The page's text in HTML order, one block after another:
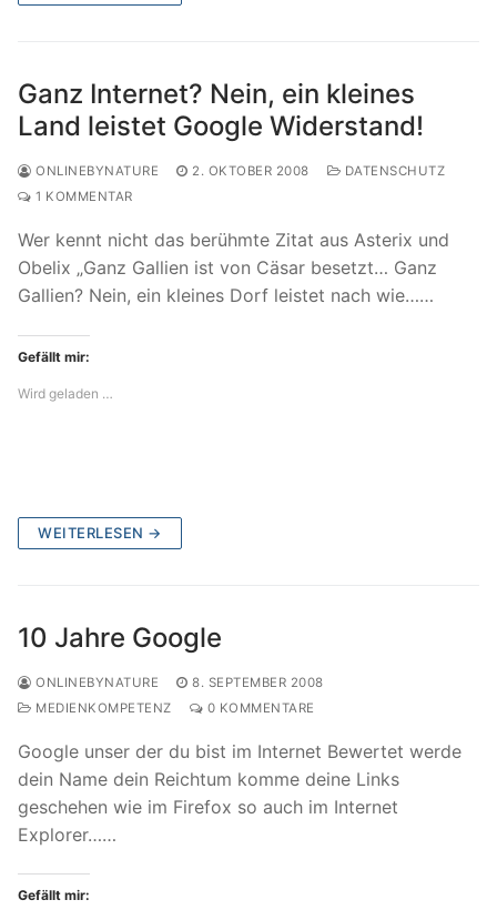
Ganz Internet? Nein, ein kleines
Land leistet Google Widerstand!
ONLINEBYNATURE 2. OKTOBER 2008
DATENSCHUTZ
1 KOMMENTAR
Wer kennt nicht das berühmte Zitat aus Asterix und
Obelix „Ganz Gallien ist von Cäsar besetzt… Ganz
Gallien? Nein, ein kleines Dorf leistet nach wie……
Gefällt mir:
Wird geladen …
WEITERLESEN →
10 Jahre Google
ONLINEBYNATURE
8. SEPTEMBER 2008
MEDIENKOMPETENZ
0 KOMMENTARE
Google unser der du bist im Internet Bewertet werde
dein Name dein Reichtum komme deine Links
geschehen wie im Firefox so auch im Internet
Explorer……
Gefällt mir: